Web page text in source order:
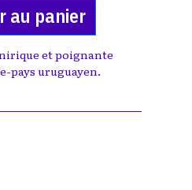
au panier
et poignante
pays uruguayen.